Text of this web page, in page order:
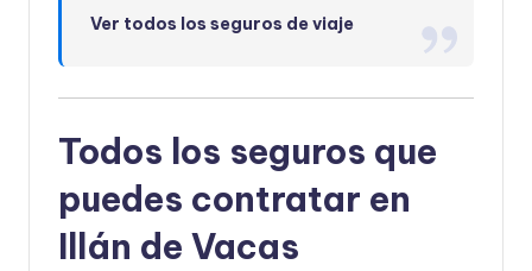
Ver todos los seguros de viaje
Todos los seguros que
puedes contratar en
Illán de Vacas